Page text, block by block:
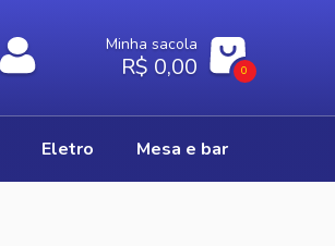
Minha sacola
R$ 0,00 0
eletro mesa e bar